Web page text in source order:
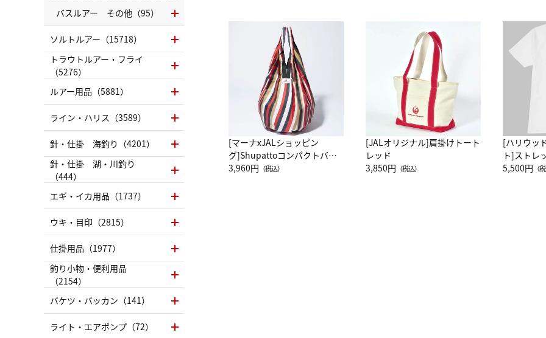
[マーナxJALショッピン
グ]Shupattoコンパクトバッ
グ Drop JAL客室乗務員
3,960円 （税込）
[JALオリジナル]肩掛けトート
レッド
3,850円 （税込）
[ハリウッ
ト]ストレ
ーネック
5,500円 （
バスルアー その他（95）
ソルトルアー（15718）
トラウトルアー・フライ
（5276）
ルアー用品（5881）
ライン・ハリス（3589）
針・仕掛 海釣り（4201）
針・仕掛 湖・川釣り
（444）
エギ・イカ用品（1737）
ウキ・目印（2815）
仕掛用品（1977）
釣り小物・便利用品
（2154）
バケツ・バッカン（141）
ライト・エアポンプ（72）